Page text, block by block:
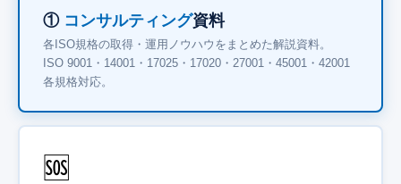
① コンサルティング資料
各ISO規格の取得・運用ノウハウをまとめた解説資料。
ISO 9001・14001・17025・17020・27001・45001・42001
各規格対応。
🆘